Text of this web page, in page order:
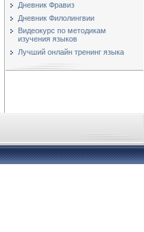
Дневник Фравиз
Дневник Филолингвии
Видеокурс по методикам
изучения языков
Лучший онлайн тренинг языка